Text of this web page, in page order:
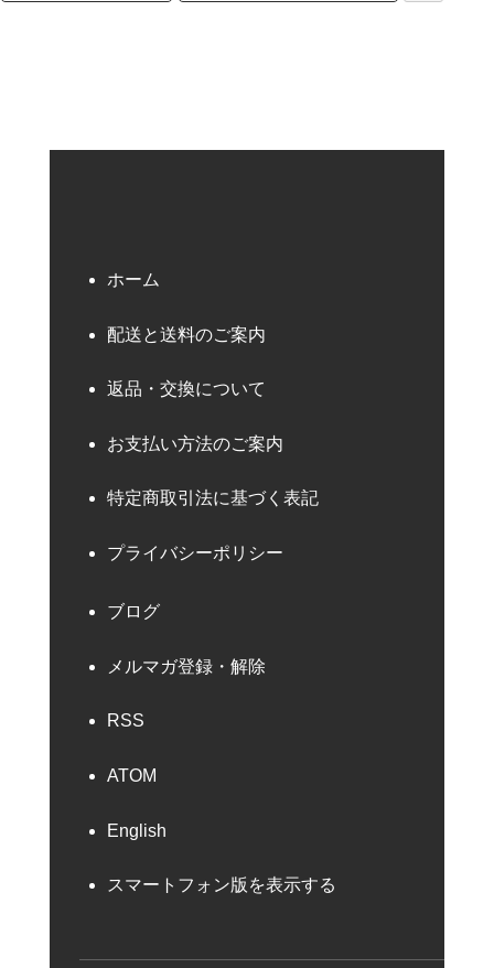
ホーム
配送と送料のご案内
返品・交換について
お支払い方法のご案内
特定商取引法に基づく表記
プライバシーポリシー
ブログ
メルマガ登録・解除
RSS
ATOM
English
スマートフォン版を表示する